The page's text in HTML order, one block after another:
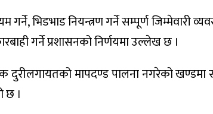
भिडभाड नियन्त्रण गर्ने सम्पूर्ण जिम्मेवारी
गर्ने प्रशासनको निर्णयमा उल्लेख छ ।
मापदण्ड पालना नगरेको खण्डमा
छ ।